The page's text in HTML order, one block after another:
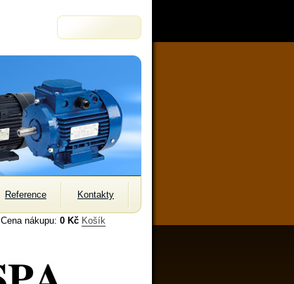
Reference Kontakty
Cena nákupu: 0 Kč Košík